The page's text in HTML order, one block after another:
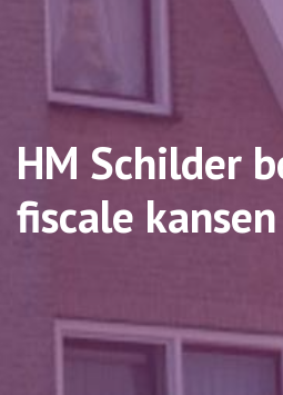
HM Schilder
fiscale kansen